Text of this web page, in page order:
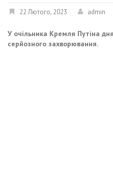
22 Лютого, 2023 admin
У очільника Кремля Путіна
серйозного захворювання.